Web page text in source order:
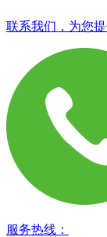
联系我们，为您提
服务热线：